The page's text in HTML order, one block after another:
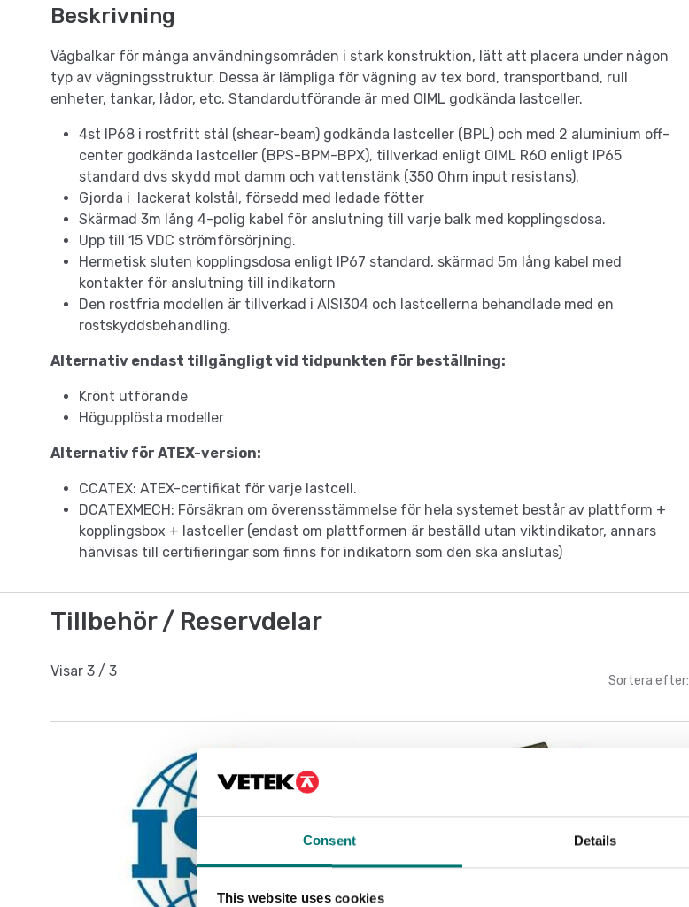
Consent Details
This website uses cookies
Beskrivning
Vågbalkar för många användningsområden i stark konstruktion, lätt att placera under någon
typ av vägningsstruktur. Dessa är lämpliga för vägning av tex bord, transportband, rull
enheter, tankar, lådor, etc. Standardutförande är med OIML godkända lastceller.
4st IP68 i rostfritt stål (shear-beam) godkända lastceller (BPL) och med 2 aluminium off-
center godkända lastceller (BPS-BPM-BPX), tillverkad enligt OIML R60 enligt IP65
standard dvs skydd mot damm och vattenstänk (350 Ohm input resistans).
Gjorda i lackerat kolstål, försedd med ledade fötter
Skärmad 3m lång 4-polig kabel för anslutning till varje balk med kopplingsdosa.
Upp till 15 VDC strömförsörjning.
Hermetisk sluten kopplingsdosa enligt IP67 standard, skärmad 5m lång kabel med
kontakter för anslutning till indikatorn
Den rostfria modellen är tillverkad i AISI304 och lastcellerna behandlade med en
rostskyddsbehandling.
Alternativ endast tillgängligt vid tidpunkten för beställning:
Krönt utförande
Högupplösta modeller
Alternativ för ATEX-version:
CCATEX: ATEX-certifikat för varje lastcell.
DCATEXMECH: Försäkran om överensstämmelse för hela systemet består av plattform +
kopplingsbox + lastceller (endast om plattformen är beställd utan viktindikator, annars
hänvisas till certifieringar som finns för indikatorn som den ska anslutas)
Tillbehör / Reservdelar
Visar 3 / 3
Sortera efter: